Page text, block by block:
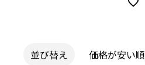
並び替え 価格が安い順